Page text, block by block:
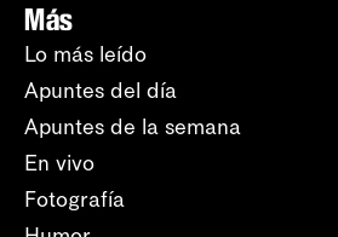
Más
Lo más leído
Apuntes del día
Apuntes de la semana
En vivo
Fotografía